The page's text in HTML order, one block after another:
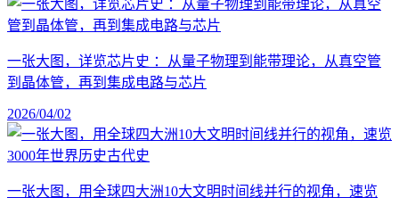
一张大图，详览芯片史 ：从量子物理到能带理论，从真空管
到晶体管，再到集成电路与芯片
2026/04/02
一张大图，用全球四大洲10大文明时间线并行的视角，速览